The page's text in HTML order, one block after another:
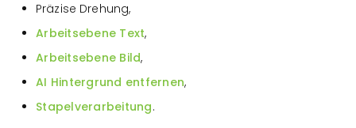
Präzise Drehung,
Arbeitsebene Text,
Arbeitsebene Bild,
AI Hintergrund entfernen,
Stapelverarbeitung.